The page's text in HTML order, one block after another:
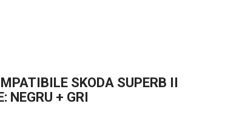
SKODA SUPERB II
+ GRI